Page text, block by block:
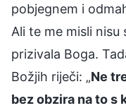
pobjegnem i
Ali te me misli nisu
prizivala Boga.
Božjih riječi: „Ne
bez obzira na to s